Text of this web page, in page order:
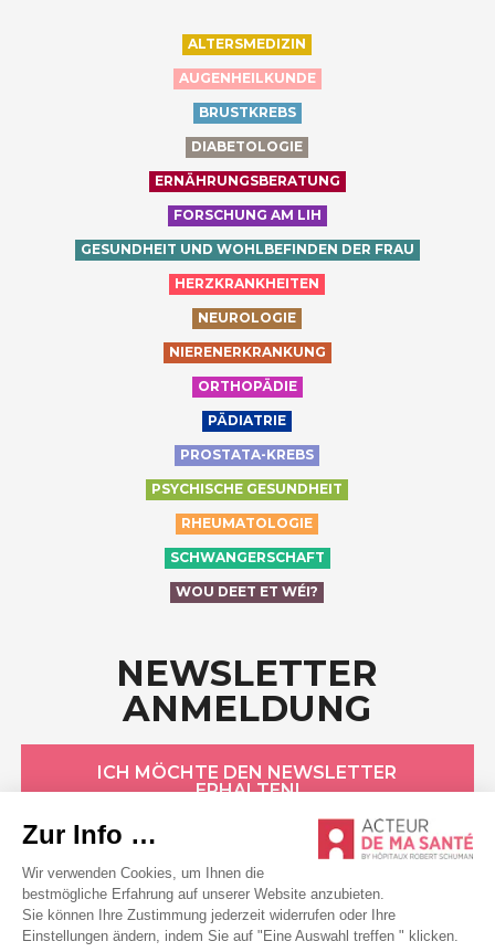
ALTERSMEDIZIN
AUGENHEILKUNDE
BRUSTKREBS
DIABETOLOGIE
ERNÄHRUNGSBERATUNG
FORSCHUNG AM LIH
GESUNDHEIT UND WOHLBEFINDEN DER FRAU
HERZKRANKHEITEN
NEUROLOGIE
NIERENERKRANKUNG
ORTHOPÄDIE
PÄDIATRIE
PROSTATA-KREBS
PSYCHISCHE GESUNDHEIT
RHEUMATOLOGIE
SCHWANGERSCHAFT
WOU DEET ET WÉI?
NEWSLETTER
ANMELDUNG
ICH MÖCHTE DEN NEWSLETTER
ERHALTEN!
HÔPITAUX ROBERT SCHUMAN
Datenschutzerklärung
Cookie-Erklärung